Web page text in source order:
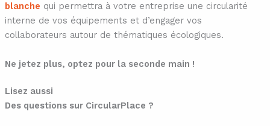
blanche qui permettra à votre entreprise une circularité
interne de vos équipements et d’engager vos
collaborateurs autour de thématiques écologiques.
Ne jetez plus, optez pour la seconde main !
Lisez aussi
Des questions sur CircularPlace ?